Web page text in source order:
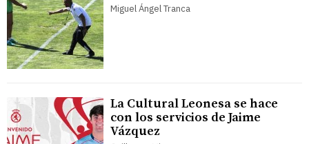
Miguel Ángel Tranca
La Cultural Leonesa se hace
con los servicios de Jaime
Vázquez